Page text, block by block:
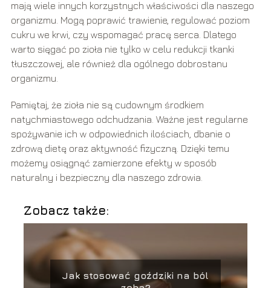
mają wiele innych korzystnych właściwości dla naszego
organizmu. Mogą poprawić trawienie, regulować poziom
cukru we krwi, czy wspomagać pracę serca. Dlatego
warto sięgać po zioła nie tylko w celu redukcji tkanki
tłuszczowej, ale również dla ogólnego dobrostanu
organizmu.
Pamiętaj, że zioła nie są cudownym środkiem
natychmiastowego odchudzania. Ważne jest regularne
spożywanie ich w odpowiednich ilościach, dbanie o
zdrową dietę oraz aktywność fizyczną. Dzięki temu
możemy osiągnąć zamierzone efekty w sposób
naturalny i bezpieczny dla naszego zdrowia.
Zobacz także:
Jak stosować goździki na ból